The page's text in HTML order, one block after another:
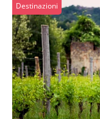
Destinazioni